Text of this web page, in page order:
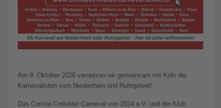
Am 9. Oktober 2026 vernetzen wir gemeinsam mit Köln die
Karnevalisten vom Niederrhein und Ruhrgebiet!
Das Comité Crefelder Carneval von 2014 e.V. und der Klub